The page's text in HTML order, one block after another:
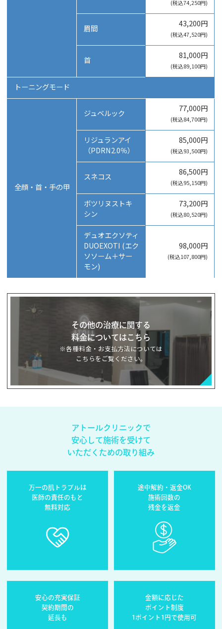
(税込74,250円)
眉間 43,200円
(税込47,520円)
首 81,000円
(税込89,100円)
トーニングモード
全顔・首・手の甲
ジュベルック 77,000円
(税込84,700円)
リジュランアイ
（PDRN2.0％）
85,000円
(税込93,500円)
スネコス 86,500円
(税込95,150円)
ボツリヌストキ
シン
73,200円
(税込80,520円)
デュオエクソティ
DUOEXOTI (エク
ソソーム＋サー
モン)
98,000円
(税込107,800円)
その他の治療に関する
料金についてはこちら
※各種料金・お支払方法については
こちらをご覧ください。
アトールクリニックで
安心して施術を受けて
いただくための取り組み
万一の肌トラブルは
医師の責任のもと
無料対応
途中解約・返金OK
施術回数の
残金を返金
安心の充実保証
契約期間の
延長も
金額に応じた
ポイント制度
1ポイント1円で使用可